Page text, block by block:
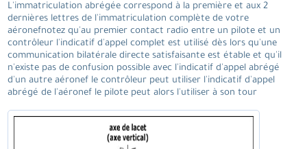
L'immatriculation abrégée correspond à la première et aux 2
dernières lettres de l'immatriculation complète de votre
aéronefnotez qu'au premier contact radio entre un pilote et un
contrôleur l'indicatif d'appel complet est utilisé dès lors qu'une
communication bilatérale directe satisfaisante est étable et qu'il
n'existe pas de confusion possible avec l'indicatif d'appel abrégé
d'un autre aéronef le contrôleur peut utiliser l'indicatif d'appel
abrégé de l'aéronef le pilote peut alors l'utiliser à son tour